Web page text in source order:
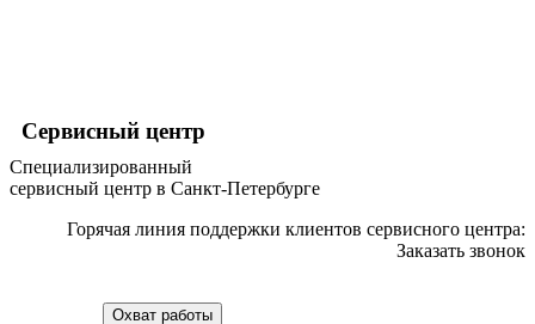
hi-fi
хлебопечек
хлеборезок
холодильников
холодильных шкафов
хотдогниц
хромбуков
Сервисный центр
Специализированный
сервисный центр в Санкт-Петербурге
Горячая линия поддержки клиентов сервисного центра:
Заказать звонок
Охват работы